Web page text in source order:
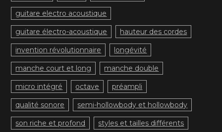
guitare electro acoustique
guitare électro-acoustique hauteur des cordes
invention révolutionnaire longévité
manche court et long manche double
micro intégré octave préampli
qualité sonore semi-hollowbody et hollowbody
son riche et profond styles et tailles différents